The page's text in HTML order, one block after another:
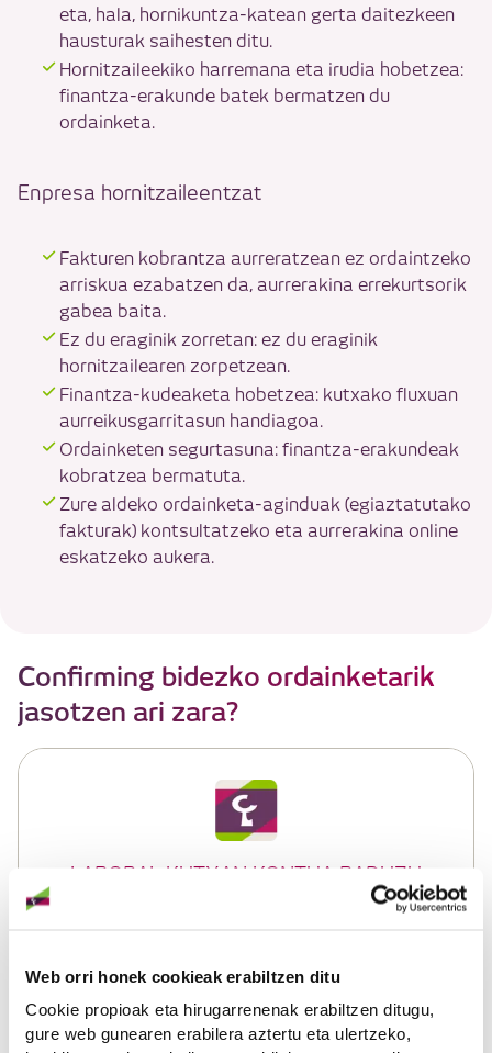
Web orri honek cookieak erabiltzen ditu
Cookie propioak eta hirugarrenenak erabiltzen ditugu,
gure web gunearen erabilera aztertu eta ulertzeko,
eta, hala, hornikuntza-katean gerta daitezkeen
hausturak saihesten ditu.
Hornitzaileekiko harremana eta irudia hobetzea:
finantza-erakunde batek bermatzen du
ordainketa.
Enpresa hornitzaileentzat
Fakturen kobrantza aurreratzean ez ordaintzeko
arriskua ezabatzen da, aurrerakina errekurtsorik
gabea baita.
Ez du eraginik zorretan: ez du eraginik
hornitzailearen zorpetzean.
Finantza-kudeaketa hobetzea: kutxako fluxuan
aurreikusgarritasun handiagoa.
Ordainketen segurtasuna: finantza-erakundeak
kobratzea bermatuta.
Zure aldeko ordainketa-aginduak (egiaztatutako
fakturak) kontsultatzeko eta aurrerakina online
eskatzeko aukera.
Confirming bidezko ordainketarik
jasotzen ari zara?
Sar zaitez LABORAL Kutxaren Online Bankan eta